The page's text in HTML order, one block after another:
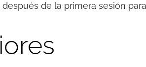
después de la primera sesión